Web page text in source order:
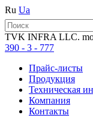
Ru Ua
TVK INFRA LLC.
390 - 3 - 777
Прайс-листы
Продукция
Техническая
Компания
Контакты